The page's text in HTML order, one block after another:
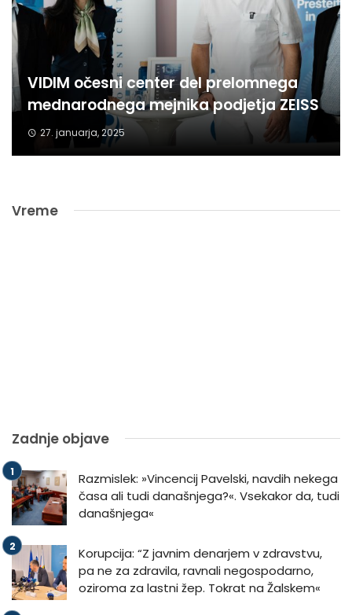
VIDIM očesni center del prelomnega
mednarodnega mejnika podjetja ZEISS
27. januarja, 2025
Vreme
Zadnje objave
Razmislek: »Vincencij Pavelski, navdih nekega
časa ali tudi današnjega?«. Vsekakor da, tudi
današnjega«
Korupcija: “Z javnim denarjem v zdravstvu,
pa ne za zdravila, ravnali negospodarno,
oziroma za lastni žep. Tokrat na Žalskem«